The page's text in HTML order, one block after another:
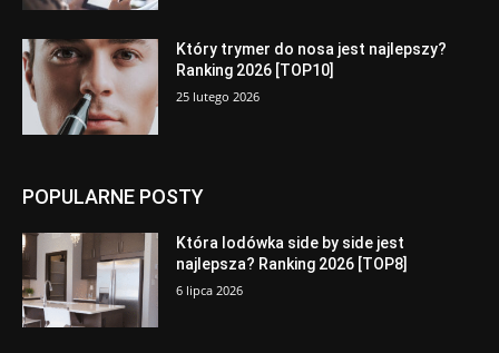
Który trymer do nosa jest najlepszy?
Ranking 2026 [TOP10]
25 lutego 2026
POPULARNE POSTY
Która lodówka side by side jest
najlepsza? Ranking 2026 [TOP8]
6 lipca 2026